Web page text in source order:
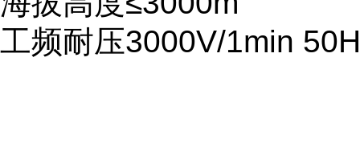
工频耐压3000V/1min